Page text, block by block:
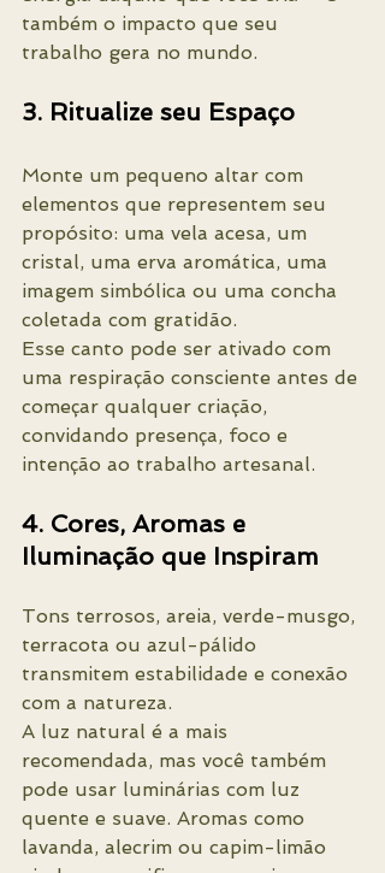
também o impacto que seu
trabalho gera no mundo.
3. Ritualize seu Espaço
Monte um pequeno altar com
elementos que representem seu
propósito: uma vela acesa, um
cristal, uma erva aromática, uma
imagem simbólica ou uma concha
coletada com gratidão.
Esse canto pode ser ativado com
uma respiração consciente antes de
começar qualquer criação,
convidando presença, foco e
intenção ao trabalho artesanal.
4. Cores, Aromas e
Iluminação que Inspiram
Tons terrosos, areia, verde-musgo,
terracota ou azul-pálido
transmitem estabilidade e conexão
com a natureza.
A luz natural é a mais
recomendada, mas você também
pode usar luminárias com luz
quente e suave. Aromas como
lavanda, alecrim ou capim-limão